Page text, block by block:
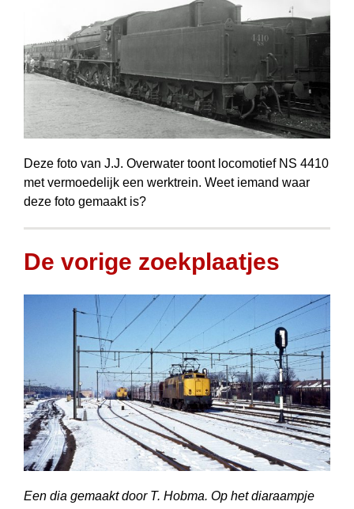
Deze foto van J.J. Overwater toont locomotief NS 4410
met vermoedelijk een werktrein. Weet iemand waar
deze foto gemaakt is?
De vorige zoekplaatjes
Een dia gemaakt door T. Hobma. Op het diaraampje